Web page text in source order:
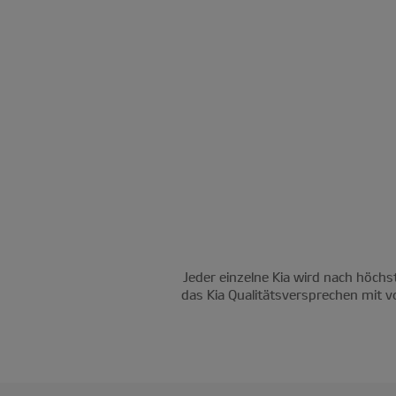
Jeder einzelne Kia wird nach
das Kia Qualitätsversprechen mit